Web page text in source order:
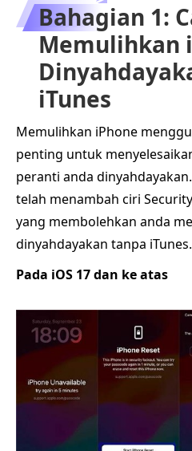
Bahagian 1:
Memulihkan
iTunes
Memulihkan iPhone
penting untuk
peranti anda
telah menambah ciri
yang membolehkan anda
dinyahdayakan tanpa iTunes.
Pada iOS 17 dan ke atas